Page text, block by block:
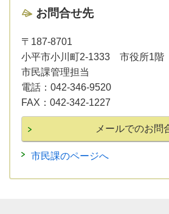
お問合せ先
〒187-8701
小平市小川町2-1333 市役所1階
市民課管理担当
電話： 042-346-9520
FAX： 042-342-1227
市民課のページへ